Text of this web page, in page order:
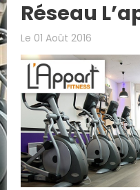
Réseau
Le 01 Août 2016